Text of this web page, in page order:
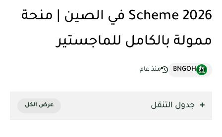
Scheme 2026 في الصين | منحة
ممولة بالكامل للماجستير
BNGOH منذ عام
جدول التنقل